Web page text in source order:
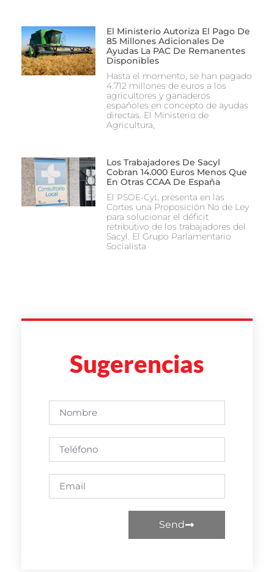
El Ministerio Autoriza El Pago De
85 Millones Adicionales De
Ayudas La PAC De Remanentes
Disponibles
Hasta el momento, se han pagado
4.712 millones de euros a los
agricultores y ganaderos
españoles en concepto de ayudas
directas. El Ministerio de
Agricultura,
Los Trabajadores De Sacyl
Cobran 14.000 Euros Menos Que
En Otras CCAA De España
El PSOE-CyL presenta en las
Cortes una Proposición No de Ley
para solucionar el déficit
retributivo de los trabajadores del
Sacyl. El Grupo Parlamentario
Socialista
Sugerencias
Send